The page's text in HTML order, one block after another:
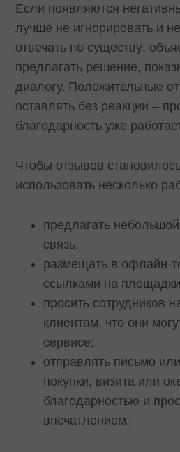
Если появляются
лучше не игнорировать и
отвечать по существу:
предлагать решение,
диалогу. Положительные
оставлять без реакции –
благодарность уже
Чтобы отзывов
использовать несколько
предлагать
связь;
размещать в офлайн-
ссылками на
просить сотрудников
клиентам, что они
сервисе;
отправлять письмо
покупки, визита или
благодарностью и
впечатлением.